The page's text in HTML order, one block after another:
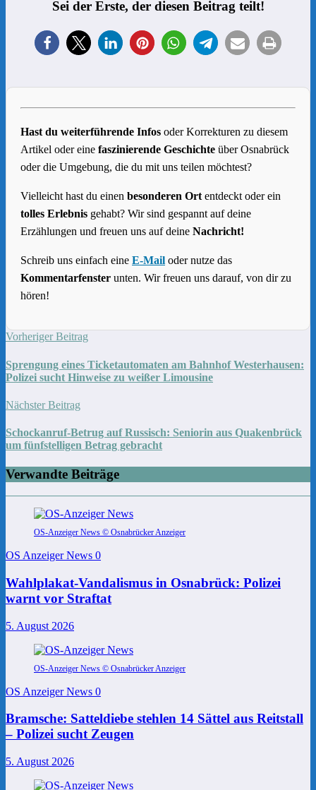
Sei der Erste, der diesen Beitrag teilt!
Hast du weiterführende Infos oder Korrekturen zu diesem
Artikel oder eine faszinierende Geschichte über Osnabrück
oder die Umgebung, die du mit uns teilen möchtest?
Vielleicht hast du einen besonderen Ort entdeckt oder ein
tolles Erlebnis gehabt? Wir sind gespannt auf deine
Erzählungen und freuen uns auf deine Nachricht!
Schreib uns einfach eine E-Mail oder nutze das
Kommentarfenster unten. Wir freuen uns darauf, von dir zu
hören!
Vorheriger Beitrag
Sprengung eines Ticketautomaten am Bahnhof Westerhausen:
Polizei sucht Hinweise zu weißer Limousine
Nächster Beitrag
Schockanruf-Betrug auf Russisch: Seniorin aus Quakenbrück
um fünfstelligen Betrag gebracht
Verwandte Beiträge
OS-Anzeiger News © Osnabrücker Anzeiger
OS Anzeiger News 0
Wahlplakat-Vandalismus in Osnabrück: Polizei
warnt vor Straftat
5. August 2026
OS-Anzeiger News © Osnabrücker Anzeiger
OS Anzeiger News 0
Bramsche: Satteldiebe stehlen 14 Sättel aus Reitstall
– Polizei sucht Zeugen
5. August 2026